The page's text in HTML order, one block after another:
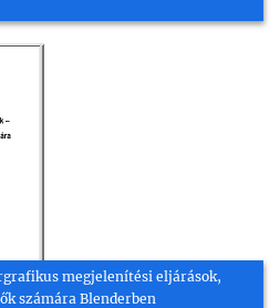
megjelenítési eljárások,
számára Blenderben